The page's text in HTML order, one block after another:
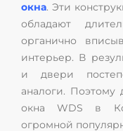
окна. Эти
обладают
органично
интерьер. В
и двери
аналоги. Поэтому
окна WDS в
огромной